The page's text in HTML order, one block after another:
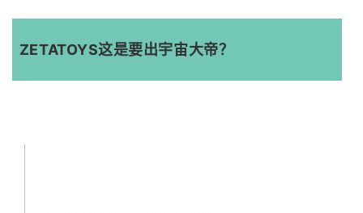
ZETATOYS这是要出宇宙大帝？